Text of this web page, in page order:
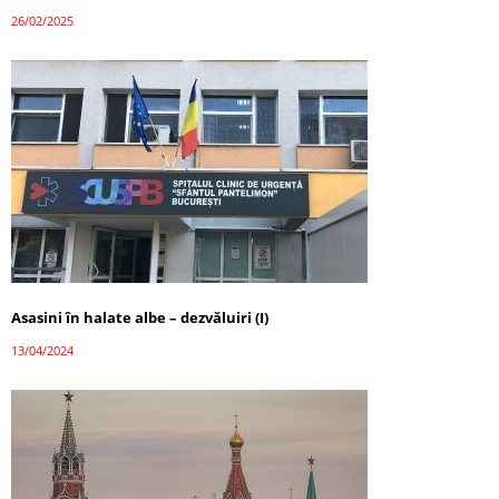
26/02/2025
Asasini în halate albe – dezvăluiri (I)
13/04/2024